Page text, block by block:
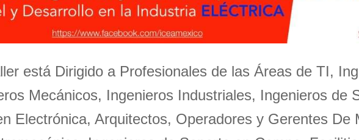
está Dirigido a Profesionales de las Áreas de TI,
Mecánicos, Ingenieros Industriales, Ingenieros de
Electrónica, Arquitectos, Operadores y Gerentes De